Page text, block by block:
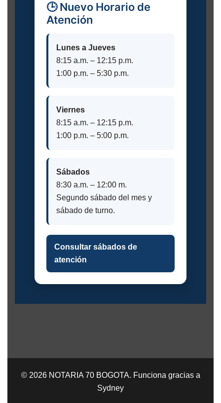
🕒 Nuevo Horario de
Atención
Lunes a Jueves
8:15 a.m. – 12:15 p.m.
1:00 p.m. – 5:30 p.m.
Viernes
8:15 a.m. – 12:15 p.m.
1:00 p.m. – 5:00 p.m.
Sábados
8:30 a.m. – 12:00 m.
Segundo sábado del mes y
sábado de turno.
Consultar sábados de
atención
© 2026 NOTARIA 70 BOGOTA. Funciona gracias a
Sydney